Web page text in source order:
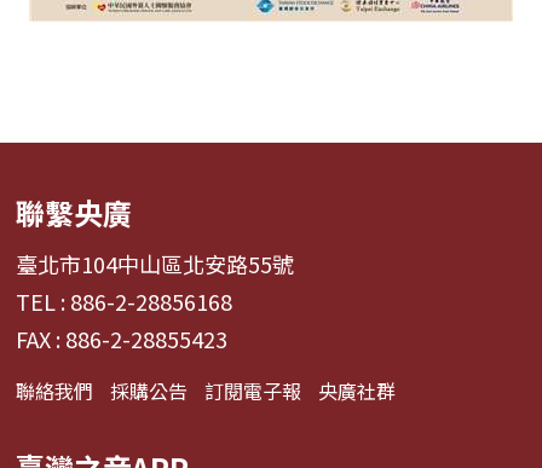
聯繫央廣
臺北市104中山區北安路55號
TEL : 886-2-28856168
FAX : 886-2-28855423
聯絡我們 採購公告 訂閱電子報 央廣社群